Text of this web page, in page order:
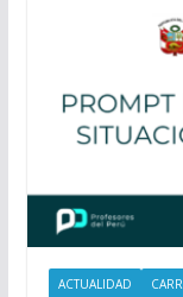
a
ACTUALIDAD